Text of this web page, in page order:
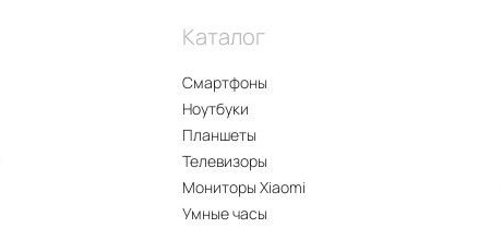
Каталог
Смартфоны
Ноутбуки
Планшеты
Телевизоры
Мониторы Xiaomi
Умные часы